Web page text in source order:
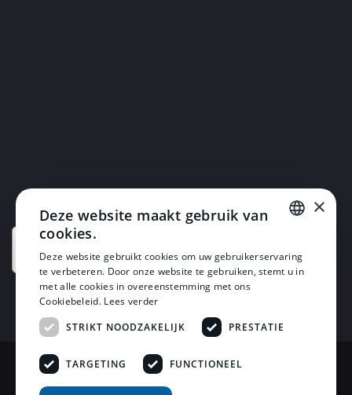
© 2026 Horsten Meubelen & Horsten Slaapcomfort
DUTCH
×
Deze website maakt gebruik van
cookies.
Deze website gebruikt cookies om uw gebruikerservaring
te verbeteren. Door onze website te gebruiken, stemt u in
met alle cookies in overeenstemming met ons
Cookiebeleid. Lees verder
STRIKT NOODZAKELIJK
PRESTATIE
TARGETING FUNCTIONEEL